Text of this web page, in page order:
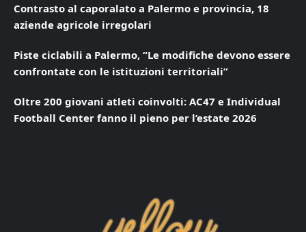
Contrasto al caporalato a Palermo e provincia, 18
aziende agricole irregolari
Piste ciclabili a Palermo, “Le modifiche devono essere
confrontate con le istituzioni territoriali”
Oltre 200 giovani atleti coinvolti: AC47 e Individual
Football Center fanno il pieno per l’estate 2026